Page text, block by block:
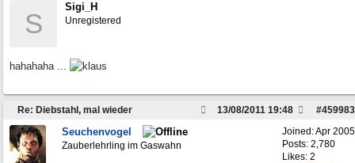
S
Sigi_H
Unregistered
hahahaha ...
Re: Diebstahl, mal wieder #459983
13/08/2011 19:48
Joined:Apr 2005
Posts: 2,780
Likes: 2
Seuchenvogel
Zauberlehrling im Gaswahn